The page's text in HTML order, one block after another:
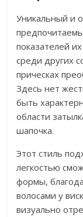
Уникальный и
показателей
среди других
прическах
Здесь нет
быть
области
шапочка.
Этот стиль
легкостью
формы,
волосами у
визуально